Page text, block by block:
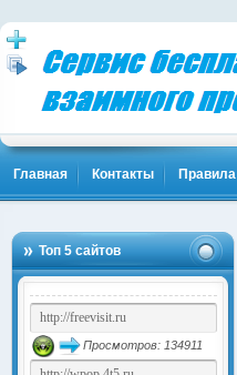
Главная Контакты Правила
Топ 5 сайтов
Просмотров: 134911